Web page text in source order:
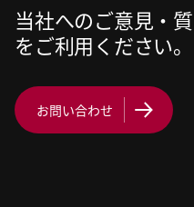
当社へのご意見・
をご利用ください。
お問い合わせ